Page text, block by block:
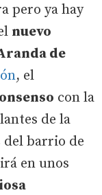
pero ya hay
nuevo
de
, el
con la
de la
del barrio de
en unos